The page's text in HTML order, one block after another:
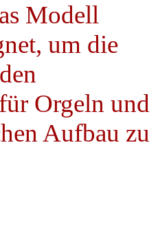
Modell
um die
Orgeln und
Aufbau zu